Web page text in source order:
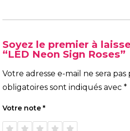
Soyez le premier à
“LED Neon Sign Roses”
Votre adresse e-mail ne sera pas
obligatoires sont indiqués avec *
Votre note *
1 étoile2 étoiles3 étoiles4 étoiles
5 étoiles